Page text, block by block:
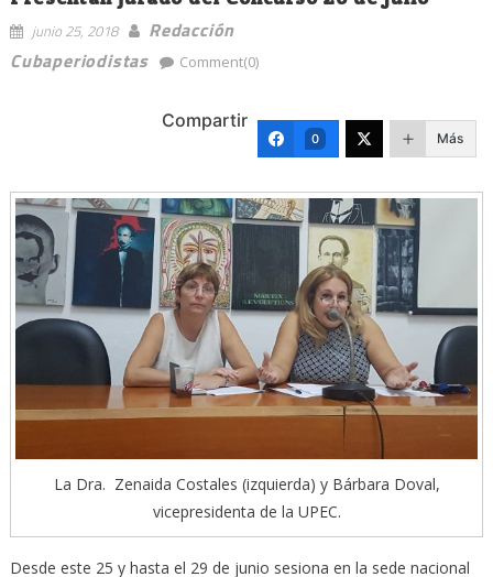
junio 25, 2018
Redacción
Cubaperiodistas
Comment(0)
Compartir
0 Más
La Dra. Zenaida Costales (izquierda) y Bárbara Doval,
vicepresidenta de la UPEC.
Desde este 25 y hasta el 29 de junio sesiona en la sede nacional